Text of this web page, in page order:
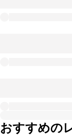
おすすめの